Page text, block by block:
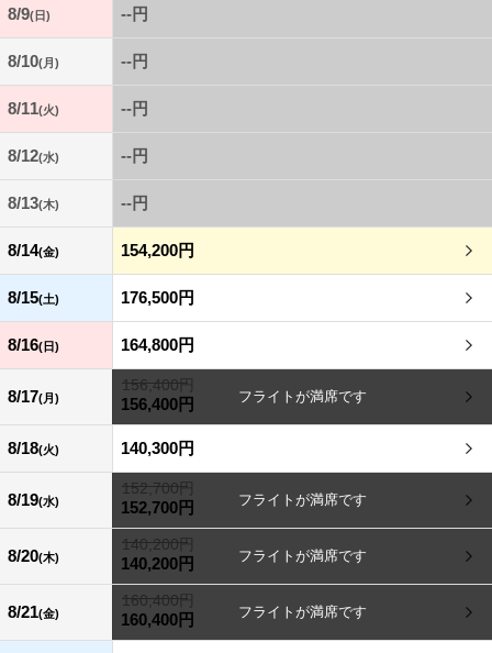
8/9(日) --円
8/10(月) --円
8/11(火) --円
8/12(水) --円
8/13(木) --円
8/14(金) 154,200円
8/15(土) 176,500円
8/16(日) 164,800円
8/17(月)
156,400円
156,400円
8/18(火) 140,300円
8/19(水)
152,700円
152,700円
8/20(木)
140,200円
140,200円
8/21(金)
160,400円
160,400円